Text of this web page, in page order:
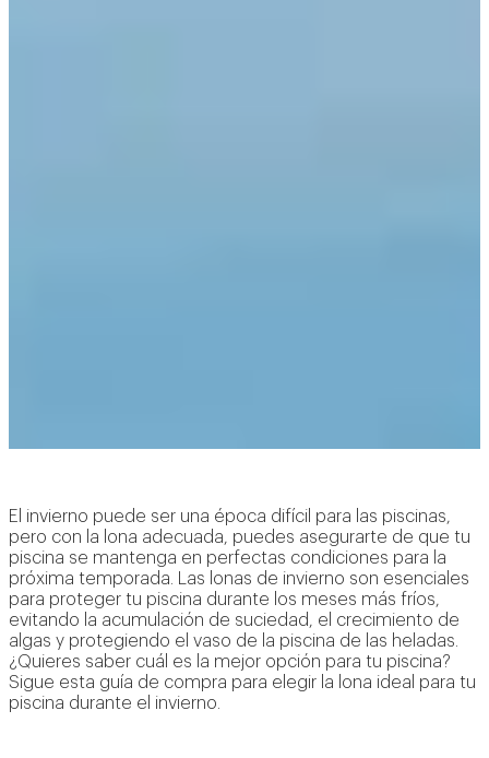
El invierno puede ser una época difícil para las piscinas,
pero con la lona adecuada, puedes asegurarte de que tu
piscina se mantenga en perfectas condiciones para la
próxima temporada. Las lonas de invierno son esenciales
para proteger tu piscina durante los meses más fríos,
evitando la acumulación de suciedad, el crecimiento de
algas y protegiendo el vaso de la piscina de las heladas.
¿Quieres saber cuál es la mejor opción para tu piscina?
Sigue esta guía de compra para elegir la lona ideal para tu
piscina durante el invierno.